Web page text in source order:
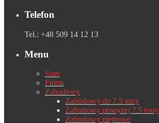
Telefon
Tel.: +48 509 14 12 13
Menu
Start
Firma
Zabudowy
Zabudowy do 7.5 tony
Zabudowy powyżej 7.5 tony
Zabudowy piętrowe